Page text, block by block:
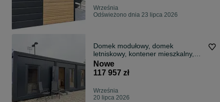
Września
Odświeżono dnia 23 lipca 2026
Domek modułowy, domek
letniskowy, kontener mieszkalny,
dostępny od ręki! Umeblowany!
Nowe
117 957 zł
Września
20 lipca 2026